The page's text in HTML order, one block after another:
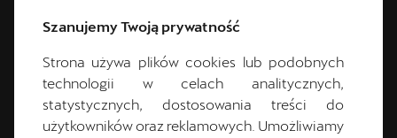
Południowa 6
70-117
Szczecin
91 831 12 00
Szanujemy Twoją prywatność
Strona używa plików cookies lub podobnych
technologii w celach analitycznych,
statystycznych, dostosowania treści do
użytkowników oraz reklamowych. Umożliwiamy